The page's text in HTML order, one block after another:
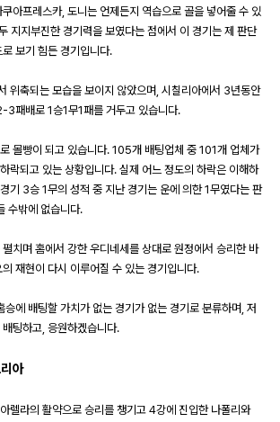
쿠아프레스카, 도니는 언제든지 역습으로 골을 넣어줄 수 있
지지부진한 경기력을 보였다는 점에서 이 경기는 제 판단
보기 힘든 경기입니다.
위축되는 모습을 보이지 않았으며 시칠리아에서 3년동안
3패배로 1승1무1패를 거두고 있습니다.
몰빵이 되고 있습니다. 105개 배팅업체 중 101개 업체가
락되고 있는 상황입니다. 실제 어느 정도의 하락은 이해하
경기 3승 1무의 성적 중 지난 경기는 운에 의한1무였다는 판
수밖에 없습니다.
치며 홈에서 강한 우디네세를 상대로 원정에서 승리한 바
재현이 다시 이루어질 수 있는 경기입니다.
승에 배팅할 가치가 없는 경기가 없는 경기로 분류하며 저
팅하고 응원하겠습니다.
아
렐라의 활약으로 승리를 챙기고 4강에 진입한 나폴리와